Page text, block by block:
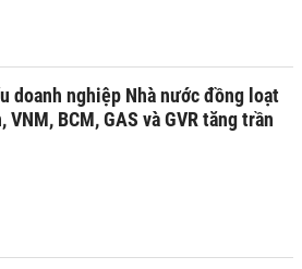
doanh nghiệp Nhà nước đồng loạt
VNM, BCM, GAS và GVR tăng trần